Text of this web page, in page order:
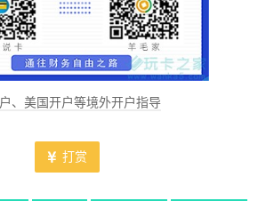
、美国开户等境外开户指导
打赏